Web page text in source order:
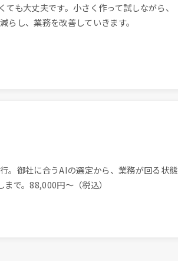
も大丈夫です。小さく作って試しながら、
らし、業務を改善していきます。
。御社に合うAIの選定から、業務が回る状態
で。88,000円〜（税込）